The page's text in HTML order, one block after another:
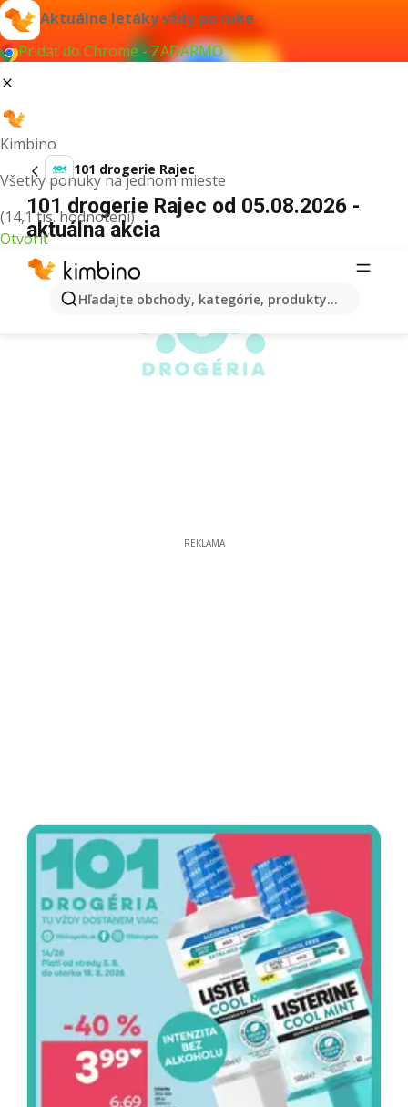
Aktuálne letáky vždy po ruke
Pridať do Chrome - ZADARMO
Kimbino
Všetky ponuky na jednom mieste
(14,1 tis. hodnotení)
Otvoriť
Hľadajte obchody, kategórie, produkty...
101 drogerie Rajec
101 drogerie Rajec od 05.08.2026 -
aktuálna akcia
REKLAMA